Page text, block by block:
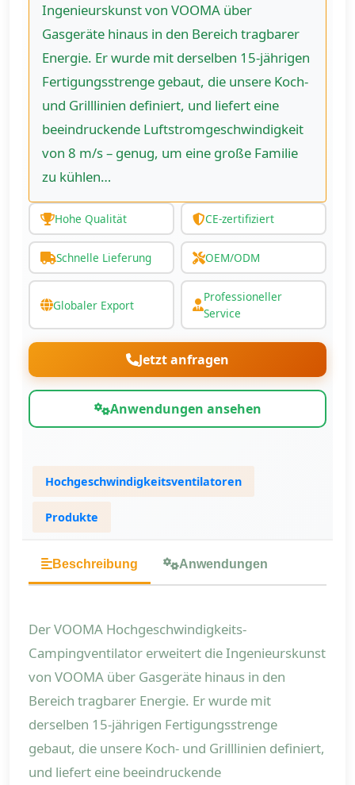
Ingenieurskunst von VOOMA über
Gasgeräte hinaus in den Bereich tragbarer
Energie. Er wurde mit derselben 15-jährigen
Fertigungsstrenge gebaut, die unsere Koch-
und Grilllinien definiert, und liefert eine
beeindruckende Luftstromgeschwindigkeit
von 8 m/s – genug, um eine große Familie
zu kühlen…
Hohe Qualität CE-zertifiziert
Schnelle Lieferung OEM/ODM
Globaler Export
Professioneller
Service
Jetzt anfragen
Anwendungen ansehen
Hochgeschwindigkeitsventilatoren
Produkte
Beschreibung Anwendungen
Der VOOMA Hochgeschwindigkeits-
Campingventilator erweitert die Ingenieurskunst
von VOOMA über Gasgeräte hinaus in den
Bereich tragbarer Energie. Er wurde mit
derselben 15-jährigen Fertigungsstrenge
gebaut, die unsere Koch- und Grilllinien definiert,
und liefert eine beeindruckende